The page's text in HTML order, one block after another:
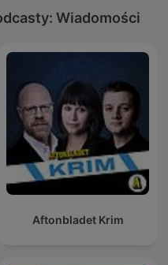
Wiadomości
Aftonbladet Krim